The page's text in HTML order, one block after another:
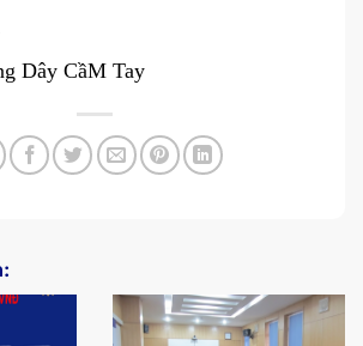
Dây CầM Tay